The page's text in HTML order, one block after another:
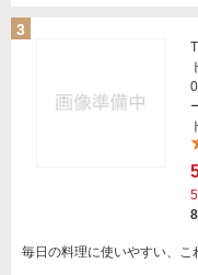
3
毎日の料理に使いやすい、